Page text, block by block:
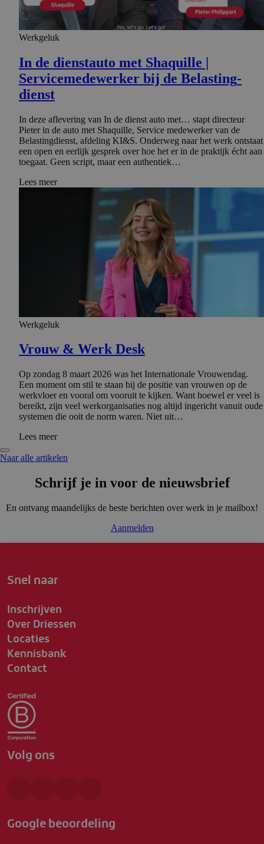
Werkgeluk
In de dienstauto met Shaquille |
Serviceme­de­werker bij de Belasting­
dienst
In deze aflevering van In de dienst auto met… stapt directeur
Pieter in de auto met Shaquille, Service medewerker van de
Belastingdienst, afdeling KI&S. Onderweg naar het werk ontstaat
een open en eerlijk gesprek over hoe het er in de praktijk écht aan
toegaat. Geen script, maar een authentiek…
Lees meer
Werkgeluk
Vrouw & Werk Desk
Op zondag 8 maart 2026 was het Internationale Vrouwendag.
Een moment om stil te staan bij de positie van vrouwen op de
werkvloer en vooral om vooruit te kijken. Want hoewel er veel is
bereikt, zijn veel werkorganisaties nog altijd ingericht vanuit oude
systemen die ooit de norm waren. Niet uit…
Lees meer
Naar alle artikelen
Schrijf je in voor de nieuwsbrief
En ontvang maandelijks de beste berichten over werk in je mailbox!
Aanmelden
Snel naar
Inschrijven
Over Driessen
Locaties
Kennisbank
Contact
Volg ons
Google beoordeling